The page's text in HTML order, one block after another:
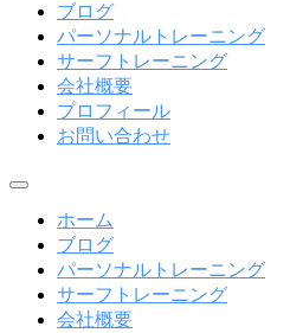
ブログ
パーソナルトレーニング
サーフトレーニング
会社概要
プロフィール
お問い合わせ
メ
ホーム
ブログ
パーソナルトレーニング
サーフトレーニング
会社概要